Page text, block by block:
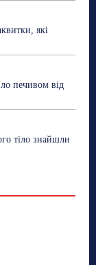
які
печивом від
тіло знайшли